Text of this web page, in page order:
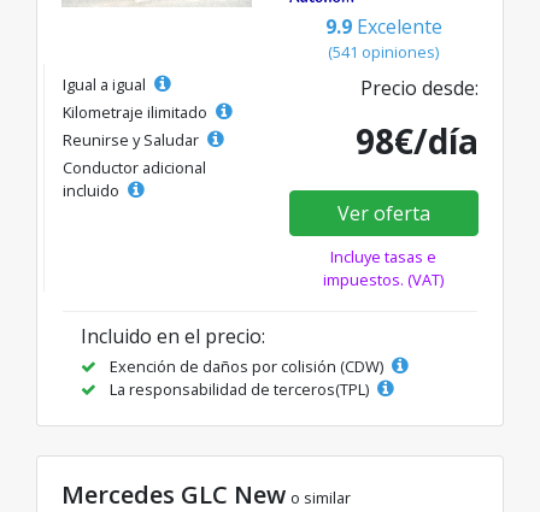
9.9 Excelente
(541 opiniones)
Igual a igual
Kilometraje ilimitado
Reunirse y Saludar
Conductor adicional
incluido
Precio desde:
98€/día
Ver oferta
Incluye tasas e
impuestos. (VAT)
Incluido en el precio:
Exención de daños por colisión (CDW)
La responsabilidad de terceros(TPL)
Mercedes GLC New o similar